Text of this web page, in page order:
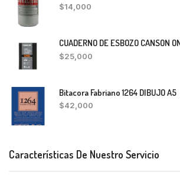
$14,000
CUADERNO DE ESBOZO CANSON
$25,000
Bitacora Fabriano 1264 DIBUJO A5
$42,000
Características De Nuestro Servicio